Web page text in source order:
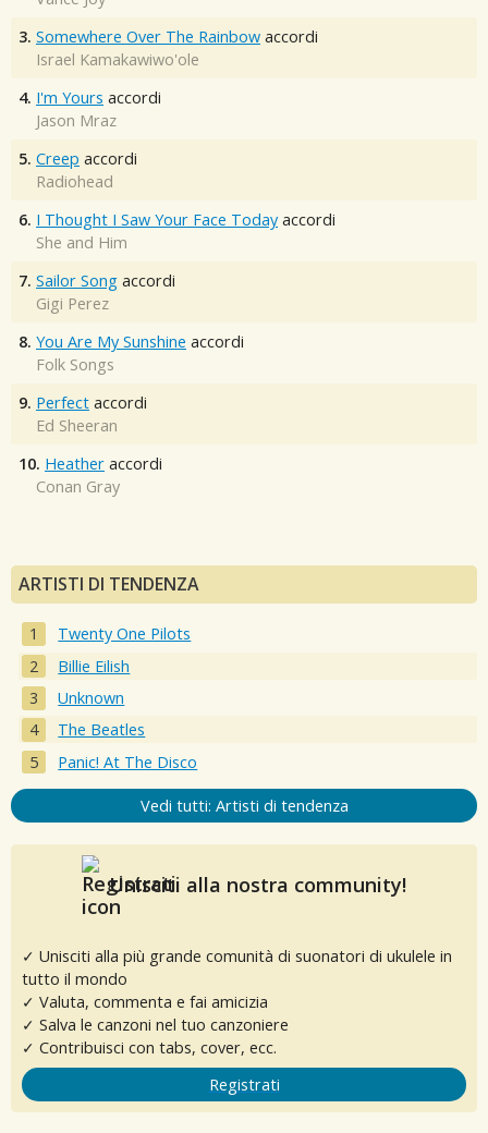
3. Somewhere Over The Rainbow accordi
Israel Kamakawiwo'ole
4. I'm Yours accordi
Jason Mraz
5. Creep accordi
Radiohead
6. I Thought I Saw Your Face Today accordi
She and Him
7. Sailor Song accordi
Gigi Perez
8. You Are My Sunshine accordi
Folk Songs
9. Perfect accordi
Ed Sheeran
10. Heather accordi
Conan Gray
ARTISTI DI TENDENZA
Twenty One Pilots
Billie Eilish
Unknown
The Beatles
Panic! At The Disco
Vedi tutti: Artisti di tendenza
Unisciti alla nostra community!
✓ Unisciti alla più grande comunità di suonatori di ukulele in
tutto il mondo
✓ Valuta, commenta e fai amicizia
✓ Salva le canzoni nel tuo canzoniere
✓ Contribuisci con tabs, cover, ecc.
Registrati